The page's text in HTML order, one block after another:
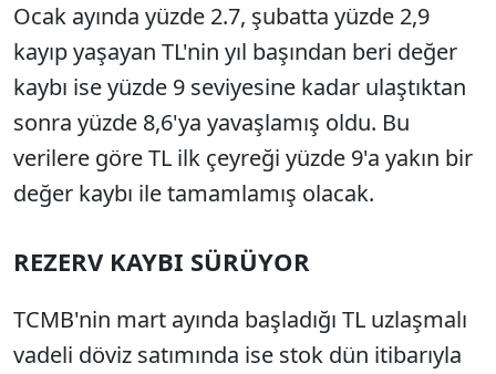
Ocak ayında yüzde 2.7, şubatta yüzde 2,9
kayıp yaşayan TL'nin yıl başından beri değer
kaybı ise yüzde 9 seviyesine kadar ulaştıktan
sonra yüzde 8,6'ya yavaşlamış oldu. Bu
verilere göre TL ilk çeyreği yüzde 9'a yakın bir
değer kaybı ile tamamlamış olacak.
REZERV KAYBI SÜRÜYOR
TCMB'nin mart ayında başladığı TL uzlaşmalı
vadeli döviz satımında ise stok dün itibarıyla